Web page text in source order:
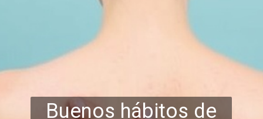
Buenos hábitos de